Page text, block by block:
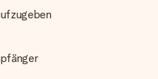
Erwartungen nicht
deine Erwartungen nicht